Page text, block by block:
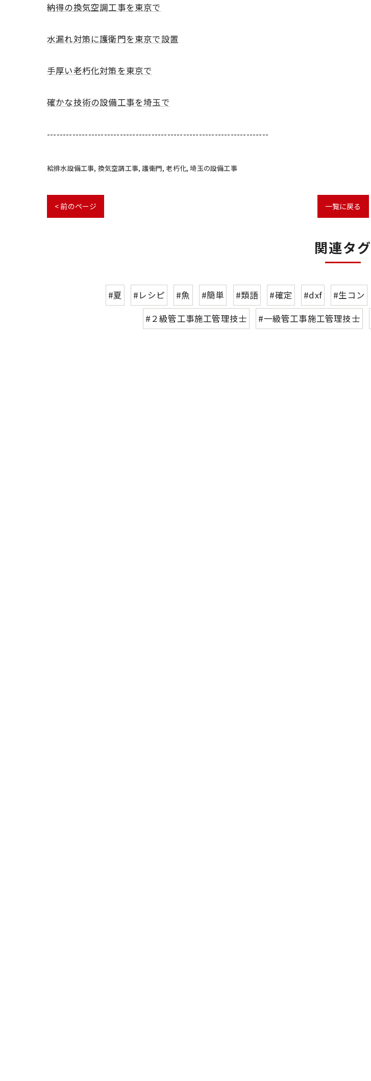
納得の換気空調工事を東京で
水漏れ対策に護衛門を東京で設置
手厚い老朽化対策を東京で
確かな技術の設備工事を埼玉で
----------------------------------------------------------------------
給排水設備工事 換気空調工事 護衛門 老朽化 埼玉の設備工事
< 前のページ 一覧に戻る
関連タグ
#夏 #レシピ #魚 #簡単 #類語 #確定 #dxf #生コン
#２級管工事施工管理技士
#一級管工事施工管理技士